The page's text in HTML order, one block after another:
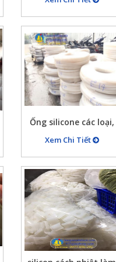
hàng đẹp luôn có sẵn
707 giải phóng HN
Ống silicone các loại,
2×4,3×5,4×6,4×8….20×30
Xem Chi Tiết